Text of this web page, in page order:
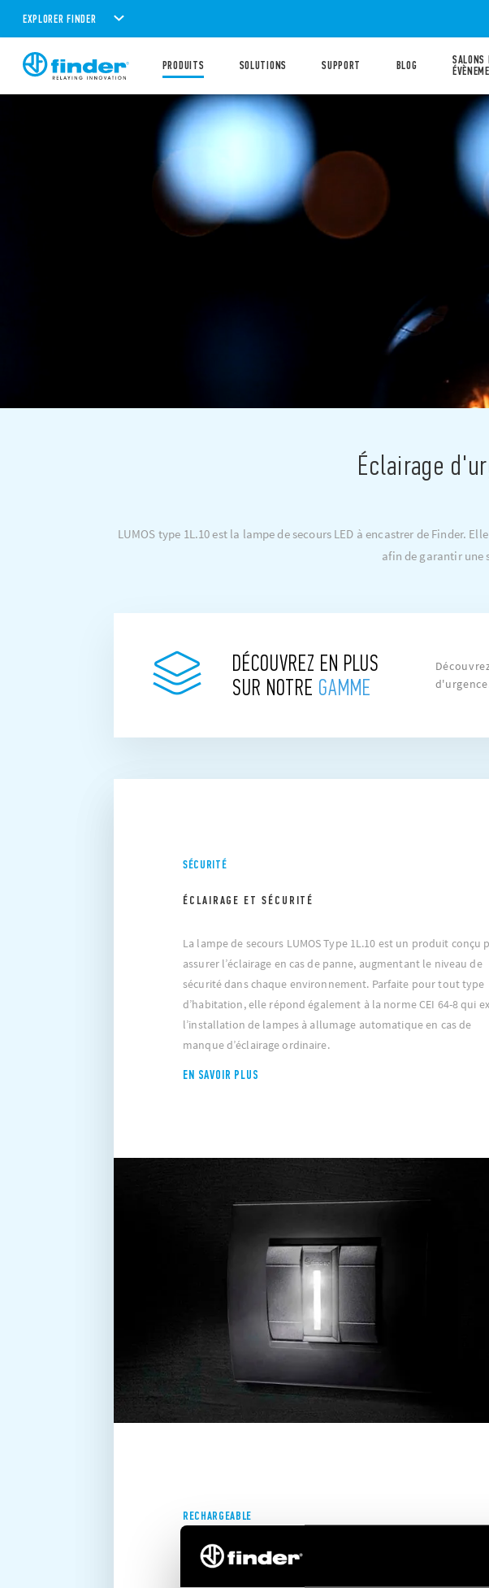
EXPLORER FINDER
PRODUITS SOLUTIONS SUPPORT BLOG
SALONS
Éclairage
LUMOS type 1L.10 est la lampe de secours LED à encastrer de Finder.
afin de garantir une
DÉCOUVREZ EN PLUS
SUR NOTRE GAMME
SÉCURITÉ
ÉCLAIRAGE ET SÉCURITÉ
La lampe de secours LUMOS Type 1L.10 est un produit conçu
assurer l’éclairage en cas de panne, augmentant le niveau de
sécurité dans chaque environnement. Parfaite pour tout type
d’habitation, elle répond également à la norme CEI 64-8 qui
l’installation de lampes à allumage automatique en cas de
manque d’éclairage ordinaire.
EN SAVOIR PLUS
RECHARGEABLE
2.5 HEURES D'AUTONOMIE